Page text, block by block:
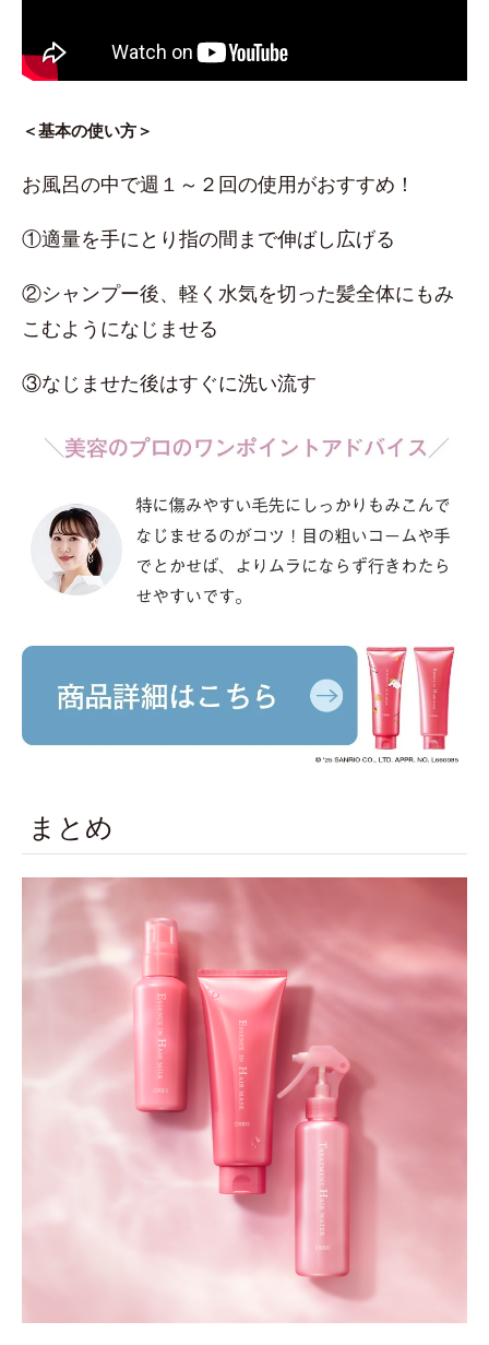
＜基本の使い方＞
お風呂の中で週１～２回の使用がおすすめ！
①適量を手にとり指の間まで伸ばし広げる
②シャンプー後、軽く水気を切った髪全体にもみ
こむようになじませる
③なじませた後はすぐに洗い流す
まとめ